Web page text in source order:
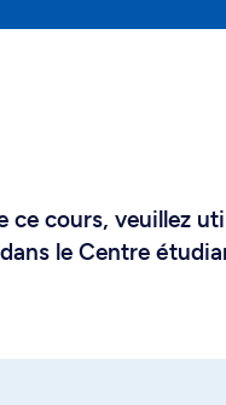
ce cours, veuillez
le Centre